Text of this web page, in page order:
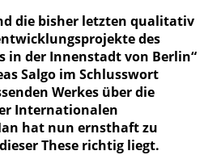
die bisher letzten qualitativ
des
in der Innenstadt von Berlin“
Salgo im Schlusswort
Werkes über die
Internationalen
hat nun ernsthaft zu
These richtig liegt.